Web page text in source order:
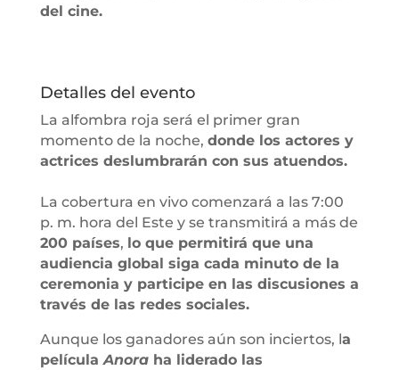
del cine.
Detalles del evento
La alfombra roja será el primer gran
momento de la noche, donde los actores y
actrices deslumbrarán con sus atuendos.
La cobertura en vivo comenzará a las 7:00
p. m. hora del Este y se transmitirá a más de
200 países, lo que permitirá que una
audiencia global siga cada minuto de la
ceremonia y participe en las discusiones a
través de las redes sociales.
Aunque los ganadores aún son inciertos, l a
películaAnoraha liderado las